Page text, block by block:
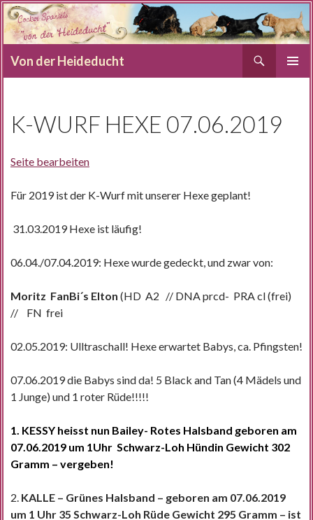
Von der Heideducht
K-WURF HEXE 07.06.2019
Seite bearbeiten
Für 2019 ist der K-Wurf mit unserer Hexe geplant!
31.03.2019 Hexe ist läufig!
06.04./07.04.2019: Hexe wurde gedeckt, und zwar von:
Moritz FanBi´s Elton (HD A2 // DNA prcd- PRA cl (frei)
// FN frei
02.05.2019: Ulltraschall! Hexe erwartet Babys, ca. Pfingsten!
07.06.2019 die Babys sind da! 5 Black and Tan (4 Mädels und
1 Junge) und 1 roter Rüde!!!!!
1. KESSY heisst nun Bailey- Rotes Halsband geboren am
07.06.2019 um 1Uhr Schwarz-Loh Hündin Gewicht 302
Gramm – vergeben!
2. KALLE – Grünes Halsband – geboren am 07.06.2019
um 1 Uhr 35 Schwarz-Loh Rüde Gewicht 295 Gramm – ist